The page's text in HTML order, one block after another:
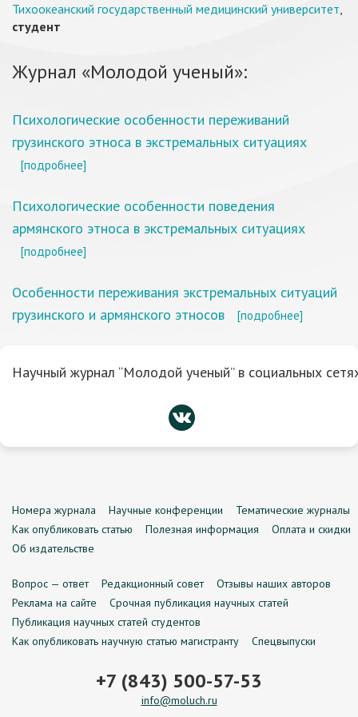
Тихоокеанский государственный медицинский университет,
студент
Журнал «Молодой ученый»:
Психологические особенности переживаний
грузинского этноса в экстремальных ситуациях
[подробнее]
Психологические особенности поведения
армянского этноса в экстремальных ситуациях
[подробнее]
Особенности переживания экстремальных ситуаций
грузинского и армянского этносов
[подробнее]
Научный журнал “Молодой ученый” в социальных
Номера журнала Научные конференции
Тематические журналы
Как опубликовать статью
Полезная информация
Оплата и скидки
Об издательстве
Вопрос — ответ Редакционный совет
Отзывы наших авторов
Реклама на сайте
Срочная публикация научных статей
Публикация научных статей студентов
Как опубликовать научную статью магистранту
Спецвыпуски
+7 (843) 500-57-53
info@moluch.ru